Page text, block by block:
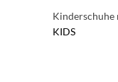
Kinderschuhe
KIDS